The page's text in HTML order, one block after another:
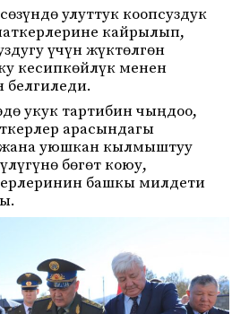
улуттук коопсуздук
кайрылып,
үчүн жүктөлгөн
кесипкөйлүк менен
белгиледи.
укук тартибин чыңдоо,
арасындагы
уюшкан кылмыштуу
бөгөт коюу,
башкы милдети